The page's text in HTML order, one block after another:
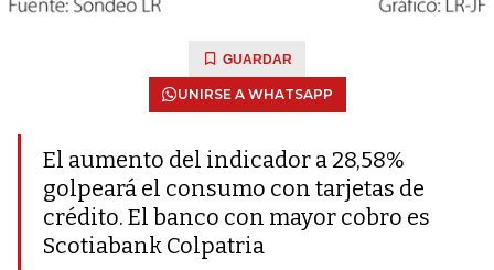
GUARDAR
UNIRSE A WHATSAPP
El aumento del indicador a 28,58%
golpeará el consumo con tarjetas de
crédito. El banco con mayor cobro es
Scotiabank Colpatria